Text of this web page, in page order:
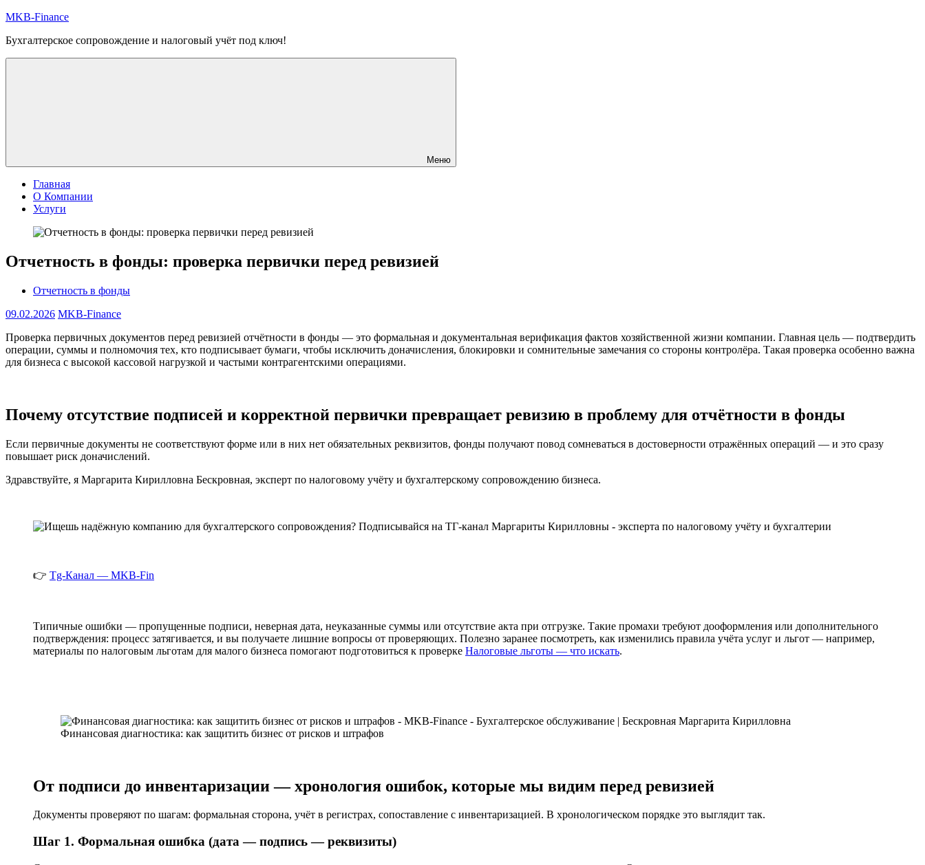
Перейти
содержимому
MKB-Finance
Бухгалтерское сопровождение и налоговый учёт под ключ!
Меню
Главная
О Компании
Услуги
Отчетность в фонды: проверка первички перед ревизией
Отчетность в фонды
09.02.2026 MKB-Finance
Проверка первичных документов перед ревизией отчётности в фонды — это формальная и документальная верификация фактов хозяйственной жизни компании. Главная цель — подтвердить
операции, суммы и полномочия тех, кто подписывает бумаги, чтобы исключить доначисления, блокировки и сомнительные замечания со стороны контролёра. Такая проверка особенно важна
для бизнеса с высокой кассовой нагрузкой и частыми контрагентскими операциями.
Почему отсутствие подписей и корректной первички превращает ревизию в проблему для отчётности в фонды
Если первичные документы не соответствуют форме или в них нет обязательных реквизитов, фонды получают повод сомневаться в достоверности отражённых операций — и это сразу
повышает риск доначислений.
Здравствуйте, я Маргарита Кирилловна Бескровная, эксперт по налоговому учёту и бухгалтерскому сопровождению бизнеса.
👉 Tg-Канал — MKB-Fin
Типичные ошибки — пропущенные подписи, неверная дата, неуказанные суммы или отсутствие акта при отгрузке. Такие промахи требуют дооформления или дополнительного
подтверждения: процесс затягивается, и вы получаете лишние вопросы от проверяющих. Полезно заранее посмотреть, как изменились правила учёта услуг и льгот — например,
материалы по налоговым льготам для малого бизнеса помогают подготовиться к проверке Налоговые льготы — что искать.
Финансовая диагностика: как защитить бизнес от рисков и штрафов
От подписи до инвентаризации — хронология ошибок, которые мы видим перед ревизией
Документы проверяют по шагам: формальная сторона, учёт в регистрах, сопоставление с инвентаризацией. В хронологическом порядке это выглядит так.
Шаг 1. Формальная ошибка (дата — подпись — реквизиты)